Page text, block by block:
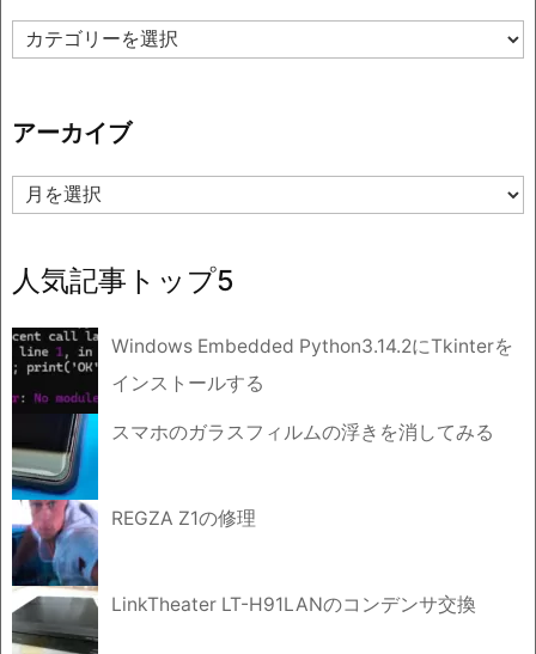
カ
テ
ー
アーカイブ
ア
ー
イ
ブ
人気記事トップ5
Windows Embedded Python3.14.2にTkinterを
インストールする
スマホのガラスフィルムの浮きを消してみる
REGZA Z1の修理
LinkTheater LT-H91LANのコンデンサ交換